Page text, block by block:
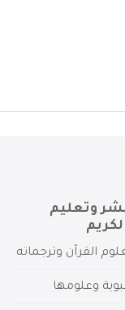
وتعليم
القرآن وترجماته
وعلومها